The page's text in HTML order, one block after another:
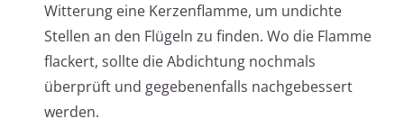
Witterung eine Kerzenflamme, um undichte
Stellen an den Flügeln zu finden. Wo die Flamme
flackert, sollte die Abdichtung nochmals
überprüft und gegebenenfalls nachgebessert
werden.